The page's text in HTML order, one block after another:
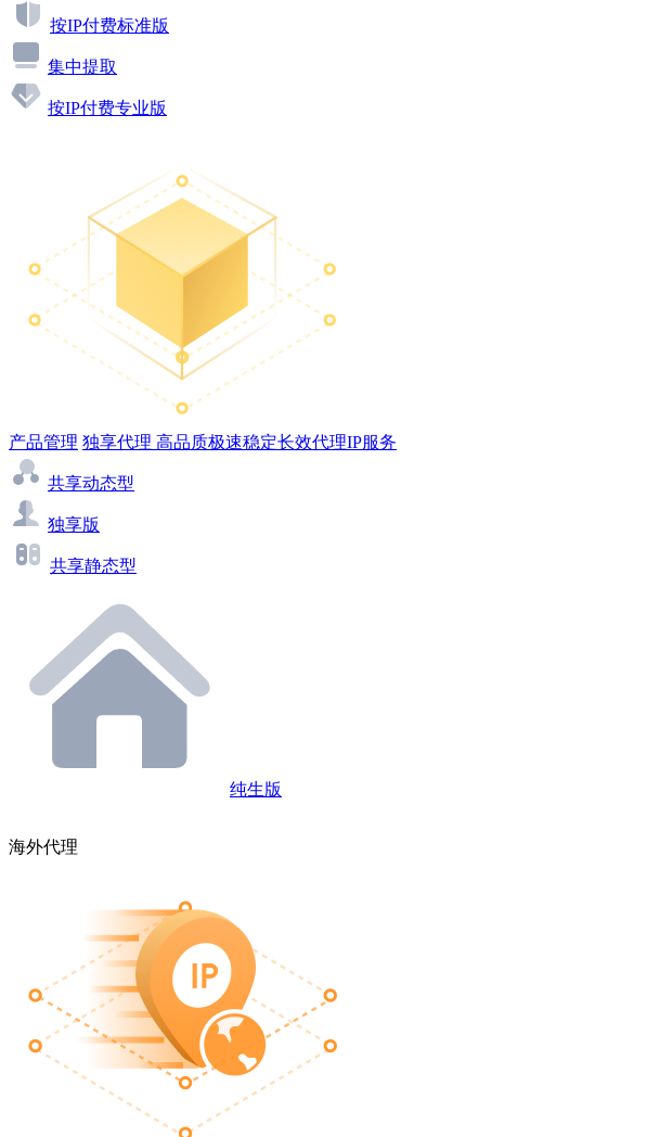
按IP付费标准版
集中提取
按IP付费专业版
产品管理 独享代理 高品质极速稳定长效代理IP服务
共享动态型
独享版
共享静态型
纯生版
海外代理